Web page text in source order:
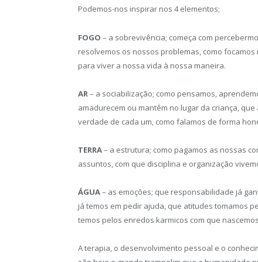
Podemos-nos inspirar nos 4 elementos;
FOGO – a sobrevivência; começa com
resolvemos os nossos problemas, como
para viver a nossa vida à nossa maneira.
AR– a sociabilização; como pensamos,
amadurecem ou mantêm no lugar da criança,
verdade de cada um, como falamos de forma
TERRA– a estrutura; como pagamos as nossas
assuntos, com que disciplina e organização
ÁGUA– as emoções; que responsabilidade já
já temos em pedir ajuda, que atitudes tomamos
temos pelos enredos karmicos com que
A terapia, o desenvolvimento pessoal e o